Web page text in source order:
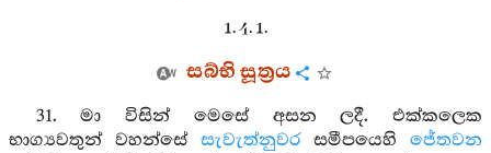
1. 4. 1.
සබ්භි සූත්‍රය
31. මා විසින් මෙසේ අසන ලදී. එක්කලෙක
භාග්‍යවතුන් වහන්සේ සැවැත්නුවරසමීපයෙහි ජේතවන